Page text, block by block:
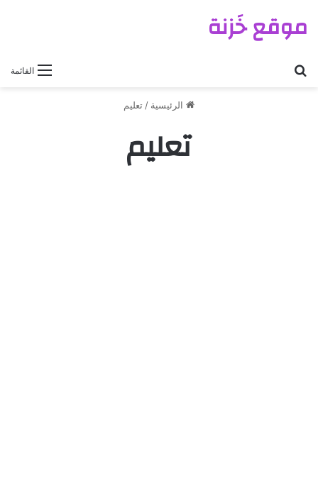
القائمة
موقع خَزنة
الرئيسية / تعليم
تعليم